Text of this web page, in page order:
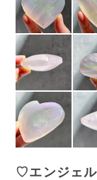
♡エンジェル